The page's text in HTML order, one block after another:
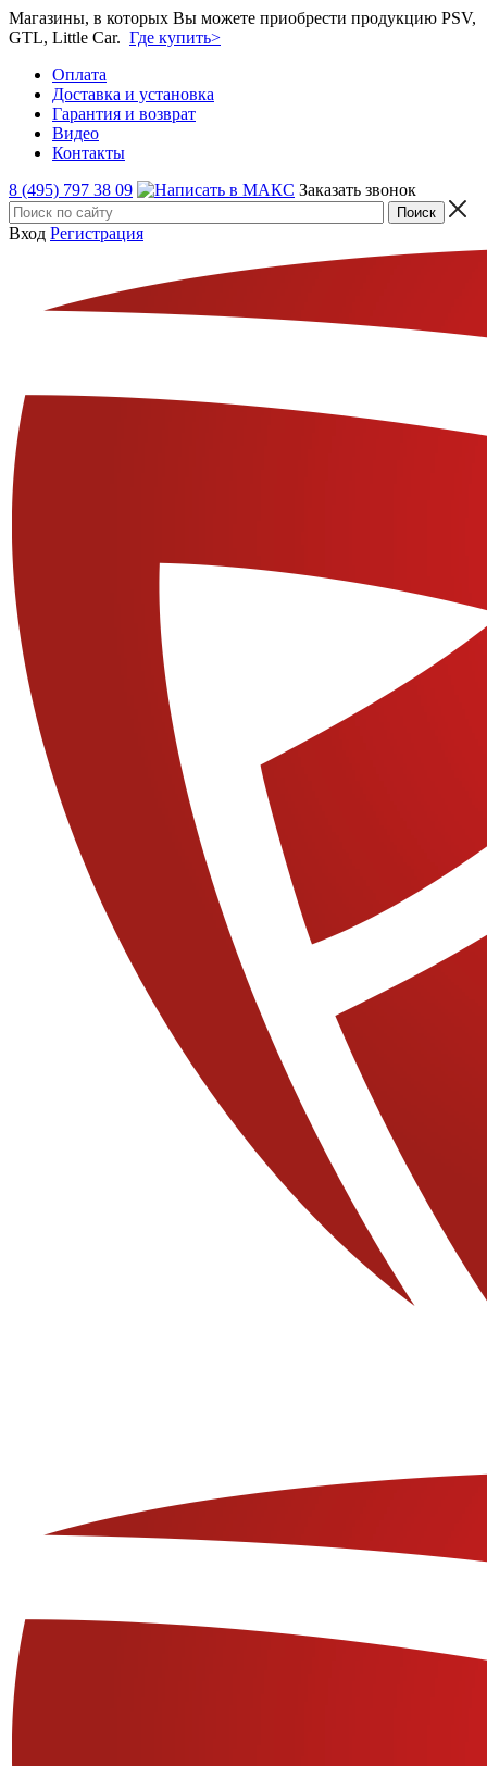
Магазины, в которых Вы можете приобрести продукцию PSV,
GTL, Little Car. Где купить>
Оплата
Доставка и установка
Гарантия и возврат
Видео
Контакты
8 (495) 797 38 09
Заказать звонок
Вход Регистрация